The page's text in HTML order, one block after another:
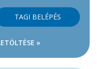
TAGI BELÉPÉS
»